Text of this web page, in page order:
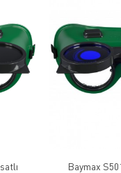
Baymax